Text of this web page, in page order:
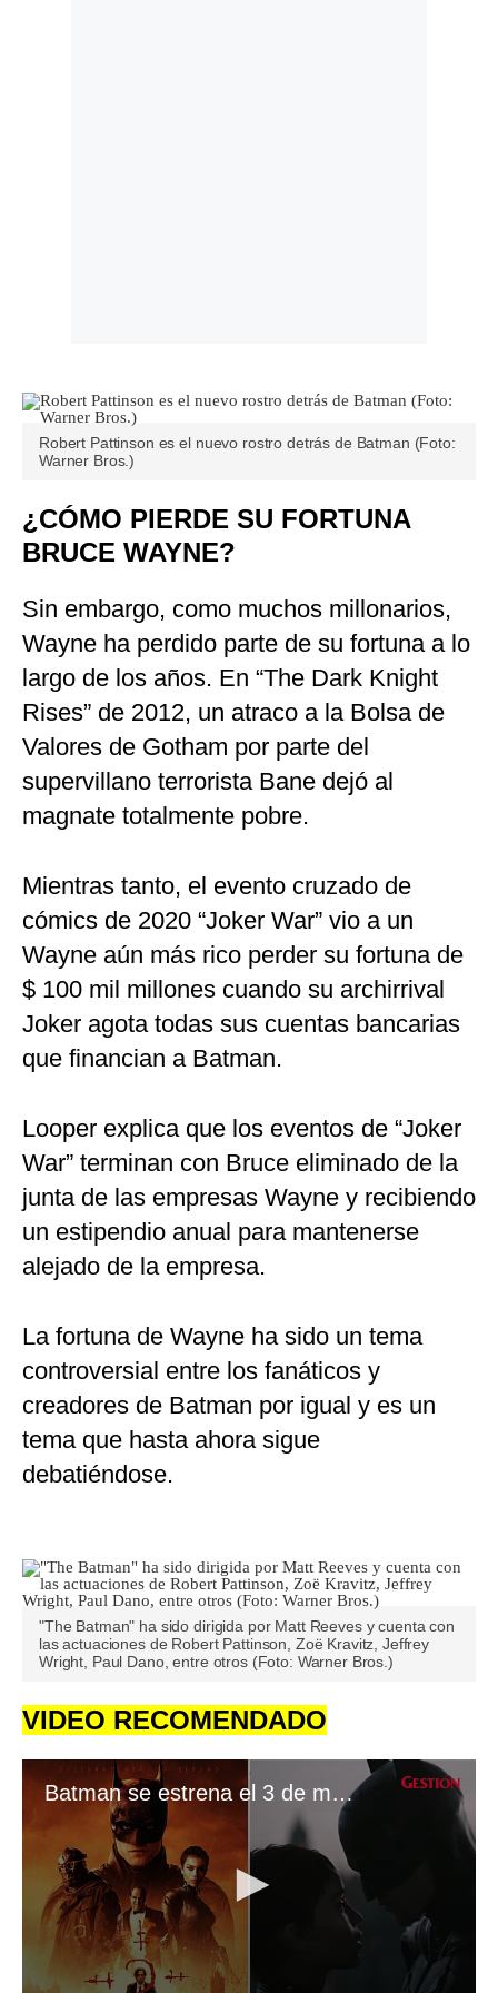
Robert Pattinson es el nuevo rostro detrás de Batman (Foto:
Warner Bros.)
¿CÓMO PIERDE SU FORTUNA
BRUCE WAYNE?
Sin embargo, como muchos millonarios,
Wayne ha perdido parte de su fortuna a lo
largo de los años. En “The Dark Knight
Rises” de 2012, un atraco a la Bolsa de
Valores de Gotham por parte del
supervillano terrorista Bane dejó al
magnate totalmente pobre.
Mientras tanto, el evento cruzado de
cómics de 2020 “Joker War” vio a un
Wayne aún más rico perder su fortuna de
$ 100 mil millones cuando su archirrival
Joker agota todas sus cuentas bancarias
que financian a Batman.
Looper explica que los eventos de “Joker
War” terminan con Bruce eliminado de la
junta de las empresas Wayne y recibiendo
un estipendio anual para mantenerse
alejado de la empresa.
La fortuna de Wayne ha sido un tema
controversial entre los fanáticos y
creadores de Batman por igual y es un
tema que hasta ahora sigue
debatiéndose.
"The Batman" ha sido dirigida por Matt Reeves y cuenta con
las actuaciones de Robert Pattinson, Zoë Kravitz, Jeffrey
Wright, Paul Dano, entre otros (Foto: Warner Bros.)
VIDEO RECOMENDADO
Batman se estrena el 3 de marzo del 2022